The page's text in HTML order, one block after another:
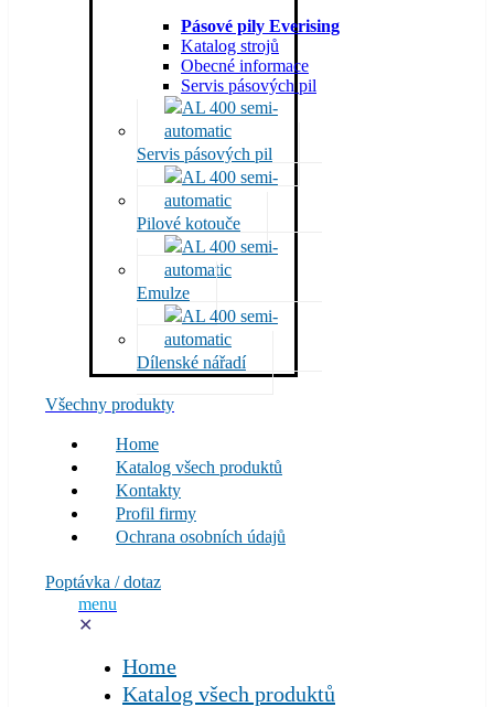
Pásové pily Everising
Katalog strojů
Obecné informace
Servis pásových pil
Servis pásových pil
Pilové kotouče
Emulze
Dílenské nářadí
Všechny produkty
Home
Katalog všech produktů
Kontakty
Profil firmy
Ochrana osobních údajů
Poptávka / dotaz
menu
✕
Home
Katalog všech produktů